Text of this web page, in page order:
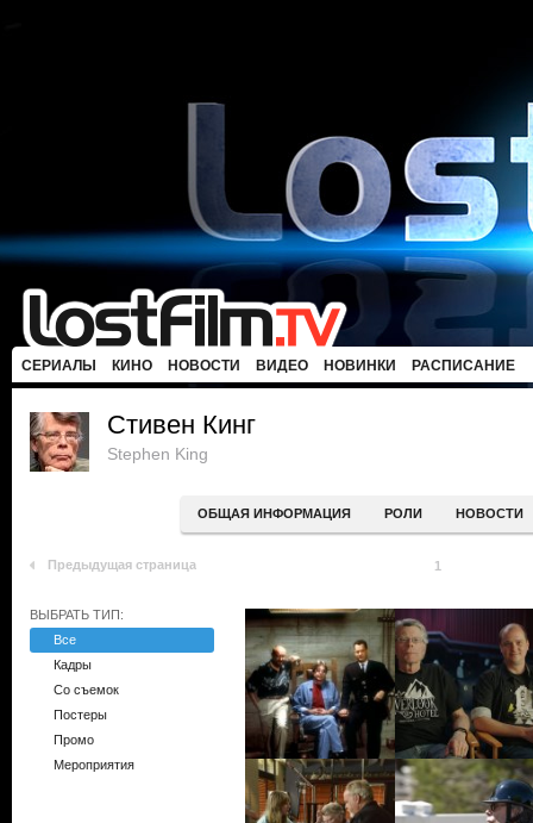
СЕРИАЛЫ КИНО НОВОСТИ ВИДЕО НОВИНКИ РАСПИСАНИЕ
Стивен Кинг
Stephen King
ОБЩАЯ ИНФОРМАЦИЯ РОЛИ НОВОСТИ
Предыдущая страница 1
ВЫБРАТЬ ТИП:
Все
Кадры
Со съемок
Постеры
Промо
Мероприятия